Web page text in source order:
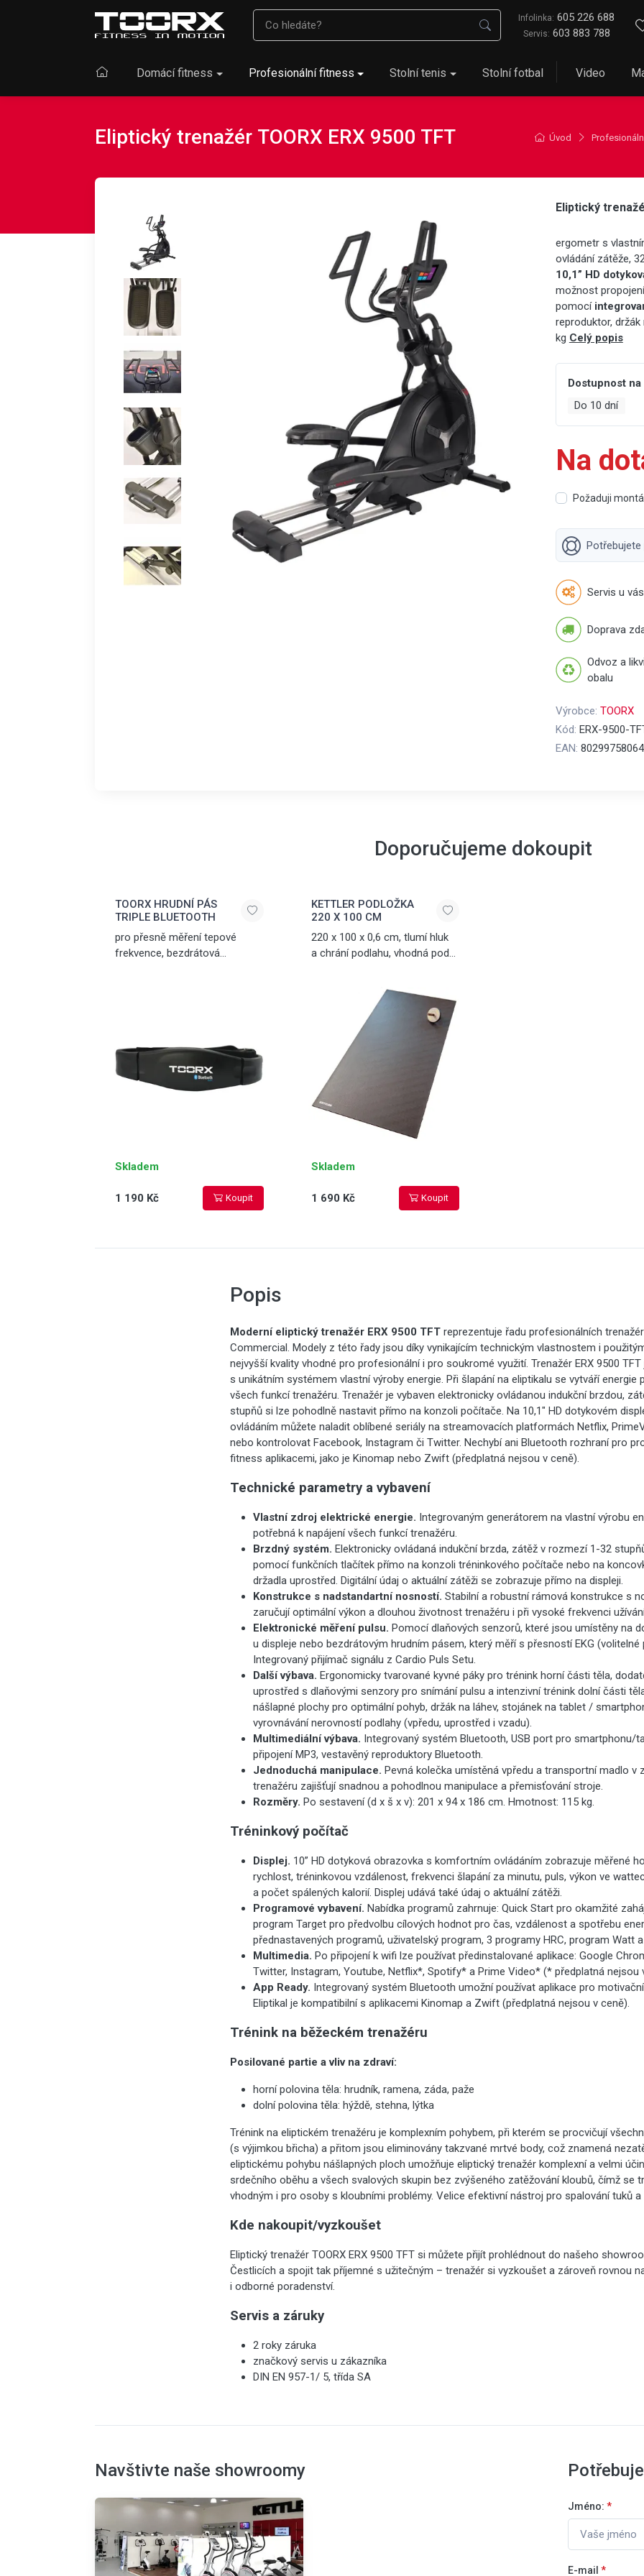
Infolinka: 605 226 688
Servis: 603 883 788
Domácí fitness Profesionální fitness Stolní tenis Stolní fotbal Video
Úvod
Eliptický trenažér TOORX ERX 9500 TFT
Eliptický
ergometr s
ovládání zátěže,
10,1” HD
možnost
pomocí
reproduktor,
kg Celý popis
Dostupnost
Do 10 dní
Na
Požaduji
Potřebujete
Servis u vás
Doprava
Odvoz a
obalu
Výrobce: TOORX
Kód: ERX-9500-
EAN:
Doporučujeme dokoupit
TOORX HRUDNÍ PÁS
TRIPLE BLUETOOTH
pro přesně měření tepové
frekvence, bezdrátová
Skladem
1 190 Kč Koupit
KETTLER PODLOŽKA
220 X 100 CM
220 x 100 x 0,6 cm, tlumí hluk
a chrání podlahu, vhodná pod
Skladem
1 690 Kč Koupit
Popis
Moderní eliptický trenažér ERX 9500 TFT reprezentuje řadu profesionálních
Commercial. Modely z této řady jsou díky vynikajícím technickým vlastnostem i
nejvyšší kvality vhodné pro profesionální i pro soukromé využití. Trenažér ERX 9500 TFT
s unikátním systémem vlastní výroby energie. Při šlapání na eliptikalu se vytváří energie
všech funkcí trenažéru. Trenažér je vybaven elektronicky ovládanou indukční brzdou,
stupňů si lze pohodlně nastavit přímo na konzoli počítače. Na 10,1" HD dotykovém
ovládáním můžete naladit oblíbené seriály na streamovacích platformách Netflix,
nebo kontrolovat Facebook, Instagram či Twitter. Nechybí ani Bluetooth rozhraní pro
fitness aplikacemi, jako je Kinomap nebo Zwift (předplatná nejsou v ceně).
Technické parametry a vybavení
Vlastní zdroj elektrické energie. Integrovaným generátorem na vlastní výrobu
potřebná k napájení všech funkcí trenažéru.
Brzdný systém. Elektronicky ovládaná indukční brzda, zátěž v rozmezí 1-32
pomocí funkčních tlačítek přímo na konzoli tréninkového počítače nebo na
držadla uprostřed. Digitální údaj o aktuální zátěži se zobrazuje přímo na displeji.
Konstrukce s nadstandartní nosností. Stabilní a robustní rámová konstrukce s
zaručují optimální výkon a dlouhou životnost trenažéru i při vysoké frekvenci
Elektronické měření pulsu. Pomocí dlaňových senzorů, které jsou umístěny na
u displeje nebo bezdrátovým hrudním pásem, který měří s přesností EKG (volitelné
Integrovaný přijímač signálu z Cardio Puls Setu.
Další výbava. Ergonomicky tvarované kyvné páky pro trénink horní části těla,
uprostřed s dlaňovými senzory pro snímání pulsu a intenzivní trénink dolní části
nášlapné plochy pro optimální pohyb, držák na láhev, stojánek na tablet /
vyrovnávání nerovností podlahy (vpředu, uprostřed i vzadu).
Multimediální výbava. Integrovaný systém Bluetooth, USB port pro smartphonu/
připojení MP3, vestavěný reproduktory Bluetooth.
Jednoduchá manipulace. Pevná kolečka umístěná vpředu a transportní madlo v
trenažéru zajišťují snadnou a pohodlnou manipulace a přemisťování stroje.
Rozměry. Po sestavení (d x š x v): 201 x 94 x 186 cm. Hmotnost: 115 kg.
Tréninkový počítač
Displej. 10” HD dotyková obrazovka s komfortním ovládáním zobrazuje měřené
rychlost, tréninkovou vzdálenost, frekvenci šlapání za minutu, puls, výkon ve
a počet spálených kalorií. Displej udává také údaj o aktuální zátěži.
Programové vybavení. Nabídka programů zahrnuje: Quick Start pro okamžité
program Target pro předvolbu cílových hodnot pro čas, vzdálenost a spotřebu
přednastavených programů, uživatelský program, 3 programy HRC, program Watt
Multimedia. Po připojení k wifi lze používat předinstalované aplikace: Google
Twitter, Instagram, Youtube, Netflix*, Spotify* a Prime Video* (* předplatná nejsou
App Ready. Integrovaný systém Bluetooth umožní používat aplikace pro
Eliptikal je kompatibilní s aplikacemi Kinomap a Zwift (předplatná nejsou v ceně).
Trénink na běžeckém trenažéru
Posilované partie a vliv na zdraví:
horní polovina těla: hrudník, ramena, záda, paže
dolní polovina těla: hýždě, stehna, lýtka
Trénink na eliptickém trenažéru je komplexním pohybem, při kterém se procvičují
(s výjimkou břicha) a přitom jsou eliminovány takzvané mrtvé body, což znamená
eliptickému pohybu nášlapných ploch umožňuje eliptický trenažér komplexní a velmi
srdečního oběhu a všech svalových skupin bez zvýšeného zatěžování kloubů, čímž se
vhodným i pro osoby s kloubními problémy. Velice efektivní nástroj pro spalování tuků a
Kde nakoupit/vyzkoušet
Eliptický trenažér TOORX ERX 9500 TFT si můžete přijít prohlédnout do našeho
Čestlicích a spojit tak příjemné s užitečným – trenažér si vyzkoušet a zároveň rovnou
i odborné poradenství.
Servis a záruky
2 roky záruka
značkový servis u zákazníka
DIN EN 957-1/ 5, třída SA
Navštivte naše showroomy
Jméno: *
E-mail *